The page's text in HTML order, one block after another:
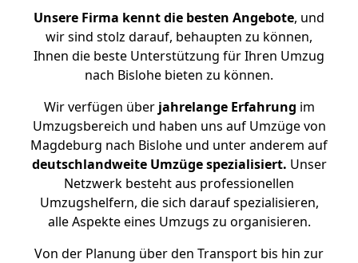
Unsere Firma kennt die besten Angebote, und
wir sind stolz darauf, behaupten zu können,
Ihnen die beste Unterstützung für Ihren Umzug
nach Bislohe bieten zu können.
Wir verfügen überjahrelange Erfahrung im
Umzugsbereich und haben uns auf Umzüge von
Magdeburg nach Bislohe und unter anderem auf
deutschlandweite Umzüge spezialisiert. Unser
Netzwerk besteht aus professionellen
Umzugshelfern, die sich darauf spezialisieren,
alle Aspekte eines Umzugs zu organisieren.
Von der Planung über den Transport bis hin zur